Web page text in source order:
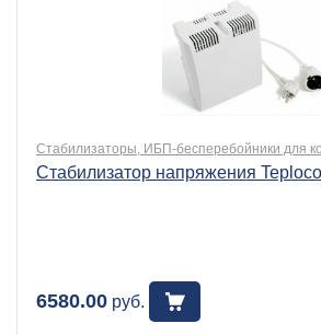
Стабилизаторы, ИБП-бесперебойники для
Стабилизатор напряжения
6580.00 руб.